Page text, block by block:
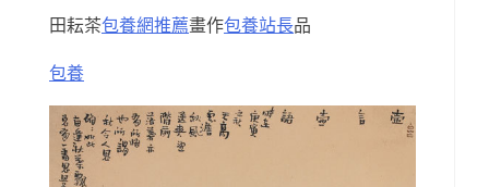
田耘茶包養網推薦畫作包養站長品
包養